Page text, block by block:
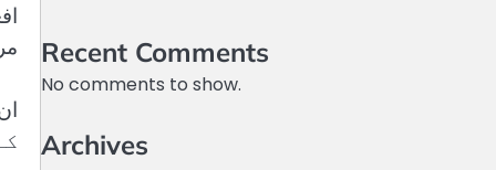
Recent Comments
No comments to show.
Archives